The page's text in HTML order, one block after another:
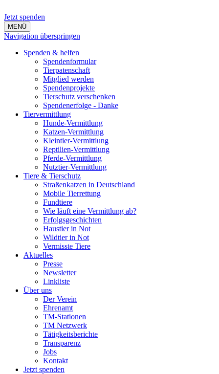
Jetzt spenden
MENÜ
Navigation überspringen
Spenden & helfen
Spendenformular
Tierpatenschaft
Mitglied werden
Spendenprojekte
Tierschutz verschenken
Spendenerfolge - Danke
Tiervermittlung
Hunde-Vermittlung
Katzen-Vermittlung
Kleintier-Vermittlung
Reptilien-Vermittlung
Pferde-Vermittlung
Nutztier-Vermittlung
Tiere & Tierschutz
Straßenkatzen in Deutschland
Mobile Tierrettung
Fundtiere
Wie läuft eine Vermittlung ab?
Erfolgsgeschichten
Haustier in Not
Wildtier in Not
Vermisste Tiere
Aktuelles
Presse
Newsletter
Linkliste
Über uns
Der Verein
Ehrenamt
TM-Stationen
TM Netzwerk
Tätigkeitsberichte
Transparenz
Jobs
Kontakt
Jetzt spenden